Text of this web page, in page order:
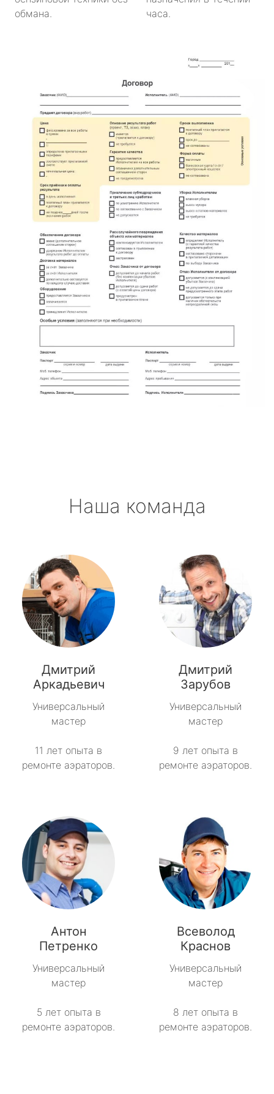
обмана.
часа.
Наша команда
Дмитрий
Аркадьевич
Универсальный
мастер
11 лет опыта в
ремонте аэраторов.
Дмитрий
Зарубов
Универсальный
мастер
9 лет опыта в
ремонте аэраторов.
Антон
Петренко
Универсальный
мастер
5 лет опыта в
ремонте аэраторов.
Всеволод
Краснов
Универсальный
мастер
8 лет опыта в
ремонте аэраторов.